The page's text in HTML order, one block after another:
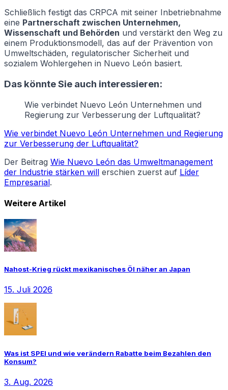
Schließlich festigt das CRPCA mit seiner Inbetriebnahme
eine Partnerschaft zwischen Unternehmen,
Wissenschaft und Behörden und verstärkt den Weg zu
einem Produktionsmodell, das auf der Prävention von
Umweltschäden, regulatorischer Sicherheit und
sozialem Wohlergehen in Nuevo León basiert.
Das könnte Sie auch interessieren:
Wie verbindet Nuevo León Unternehmen und
Regierung zur Verbesserung der Luftqualität?
Wie verbindet Nuevo León Unternehmen und Regierung
zur Verbesserung der Luftqualität?
Der Beitrag Wie Nuevo León das Umweltmanagement
der Industrie stärken will erschien zuerst auf Líder
Empresarial.
Weitere Artikel
Nahost-Krieg rückt mexikanisches Öl näher an Japan
15. Juli 2026
Was ist SPEI und wie verändern Rabatte beim Bezahlen den
Konsum?
3. Aug. 2026